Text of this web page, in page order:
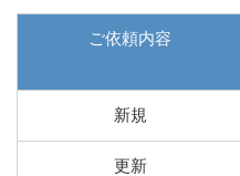
ご依頼内容
新規
更新